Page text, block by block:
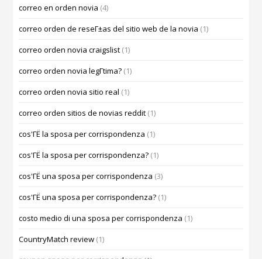
correo en orden novia (4)
correo orden de reseГ±as del sitio web de la novia (1)
correo orden novia craigslist (1)
correo orden novia legГ­tima? (1)
correo orden novia sitio real (1)
correo orden sitios de novias reddit (1)
cos'ГЁ la sposa per corrispondenza (1)
cos'ГЁ la sposa per corrispondenza? (1)
cos'ГЁ una sposa per corrispondenza (3)
cos'ГЁ una sposa per corrispondenza? (1)
costo medio di una sposa per corrispondenza (1)
CountryMatch review (1)